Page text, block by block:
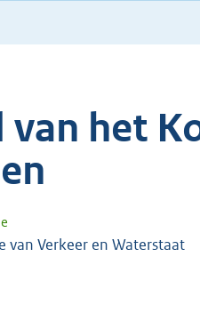
van het
van Verkeer en Waterstaat